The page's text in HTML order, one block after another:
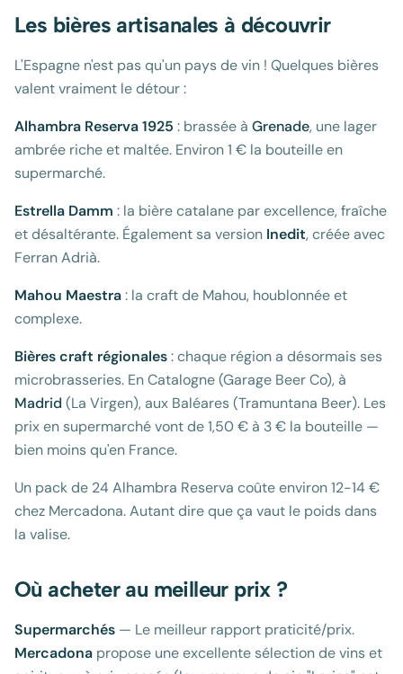
Les bières artisanales à découvrir
L'Espagne n'est pas qu'un pays de vin ! Quelques bières
valent vraiment le détour :
Alhambra Reserva 1925 : brassée à Grenade, une lager
ambrée riche et maltée. Environ 1 € la bouteille en
supermarché.
Estrella Damm : la bière catalane par excellence, fraîche
et désaltérante. Également sa version Inedit, créée avec
Ferran Adrià.
Mahou Maestra: la craft de Mahou, houblonnée et
complexe.
Bières craft régionales: chaque région a désormais ses
microbrasseries. En Catalogne (Garage Beer Co), à
Madrid (La Virgen), aux Baléares (Tramuntana Beer). Les
prix en supermarché vont de 1,50 € à 3 € la bouteille —
bien moins qu'en France.
Un pack de 24 Alhambra Reserva coûte environ 12-14 €
chez Mercadona. Autant dire que ça vaut le poids dans
la valise.
Où acheter au meilleur prix ?
Supermarchés — Le meilleur rapport praticité/prix.
Mercadona propose une excellente sélection de vins et